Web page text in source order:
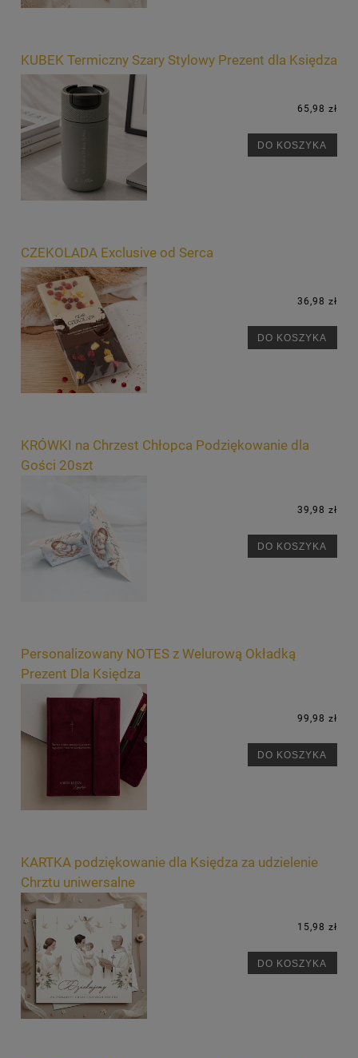
KUBEK Termiczny Szary Stylowy Prezent dla Księdza
65,98 zł
DO KOSZYKA
CZEKOLADA Exclusive od Serca
36,98 zł
DO KOSZYKA
KRÓWKI na Chrzest Chłopca Podziękowanie dla
Gości 20szt
39,98 zł
DO KOSZYKA
Personalizowany NOTES z Welurową Okładką
Prezent Dla Księdza
99,98 zł
DO KOSZYKA
KARTKA podziękowanie dla Księdza za udzielenie
Chrztu uniwersalne
15,98 zł
DO KOSZYKA